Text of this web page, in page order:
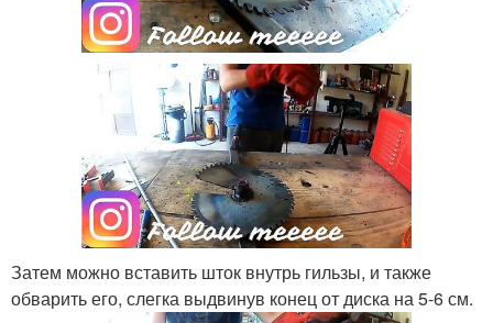
Затем можно вставить шток внутрь гильзы, и также
обварить его, слегка выдвинув конец от диска на 5-6 см.